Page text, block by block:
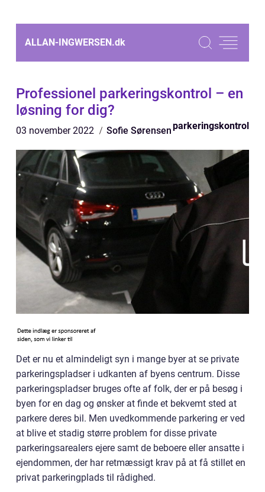
ALLAN-INGWERSEN.dk
Professionel parkeringskontrol – en
løsning for dig?
03 november 2022 Sofie Sørensenparkeringskontrol
Det er nu et almindeligt syn i mange byer at se private
parkeringspladser i udkanten af byens centrum. Disse
parkeringspladser bruges ofte af folk, der er på besøg i
byen for en dag og ønsker at finde et bekvemt sted at
parkere deres bil. Men uvedkommende parkering er ved
at blive et stadig større problem for disse private
parkeringsarealers ejere samt de beboere eller ansatte i
ejendommen, der har retmæssigt krav på at få stillet en
privat parkeringplads til rådighed.